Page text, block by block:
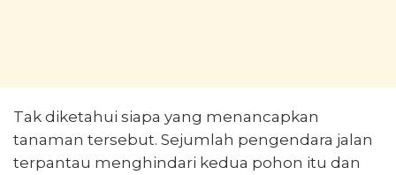
Tak diketahui siapa yang menancapkan
tanaman tersebut. Sejumlah pengendara jalan
terpantau menghindari kedua pohon itu dan